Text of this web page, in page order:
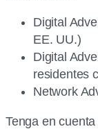
Digital
EE. UU.)
Digital
residentes
Network
Tenga en